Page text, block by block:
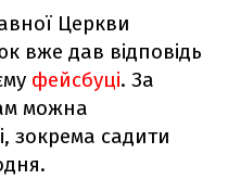
Церкви
вже дав відповідь
фейсбуці. За
можна
зокрема садити